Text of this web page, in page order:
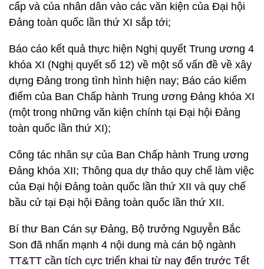
cấp và của nhân dân vào các văn kiện của Đại hội
Đảng toàn quốc lần thứ XI sắp tới;
Báo cáo kết quả thực hiện Nghị quyết Trung ương 4
khóa XI (Nghị quyết số 12) về một số vấn đề về xây
dựng Đảng trong tình hình hiện nay; Báo cáo kiểm
điểm của Ban Chấp hành Trung ương Đảng khóa XI
(một trong những văn kiện chính tại Đại hội Đảng
toàn quốc lần thứ XI);
Công tác nhân sự của Ban Chấp hành Trung ương
Đảng khóa XII; Thông qua dự thảo quy chế làm việc
của Đại hội Đảng toàn quốc lần thứ XII và quy chế
bầu cử tại Đại hội Đảng toàn quốc lần thứ XII.
Bí thư Ban Cán sự Đảng, Bộ trưởng Nguyễn Bắc
Son đã nhấn mạnh 4 nội dung mà cán bộ ngành
TT&TT cần tích cực triển khai từ nay đến trước Tết